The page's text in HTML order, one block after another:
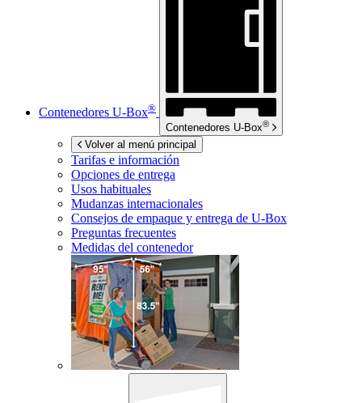
Contenedores U-Box®
Contenedores U-Box®
Volver al menú principal
Tarifas e información
Opciones de entrega
Usos habituales
Mudanzas internacionales
Consejos de empaque y entrega de U-Box
Preguntas frecuentes
Medidas del contenedor